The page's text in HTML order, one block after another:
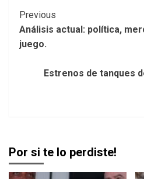
Post
Navigation
Previous
Análisis actual: política,
juego.
Estrenos de tanques
Por si te lo perdiste!